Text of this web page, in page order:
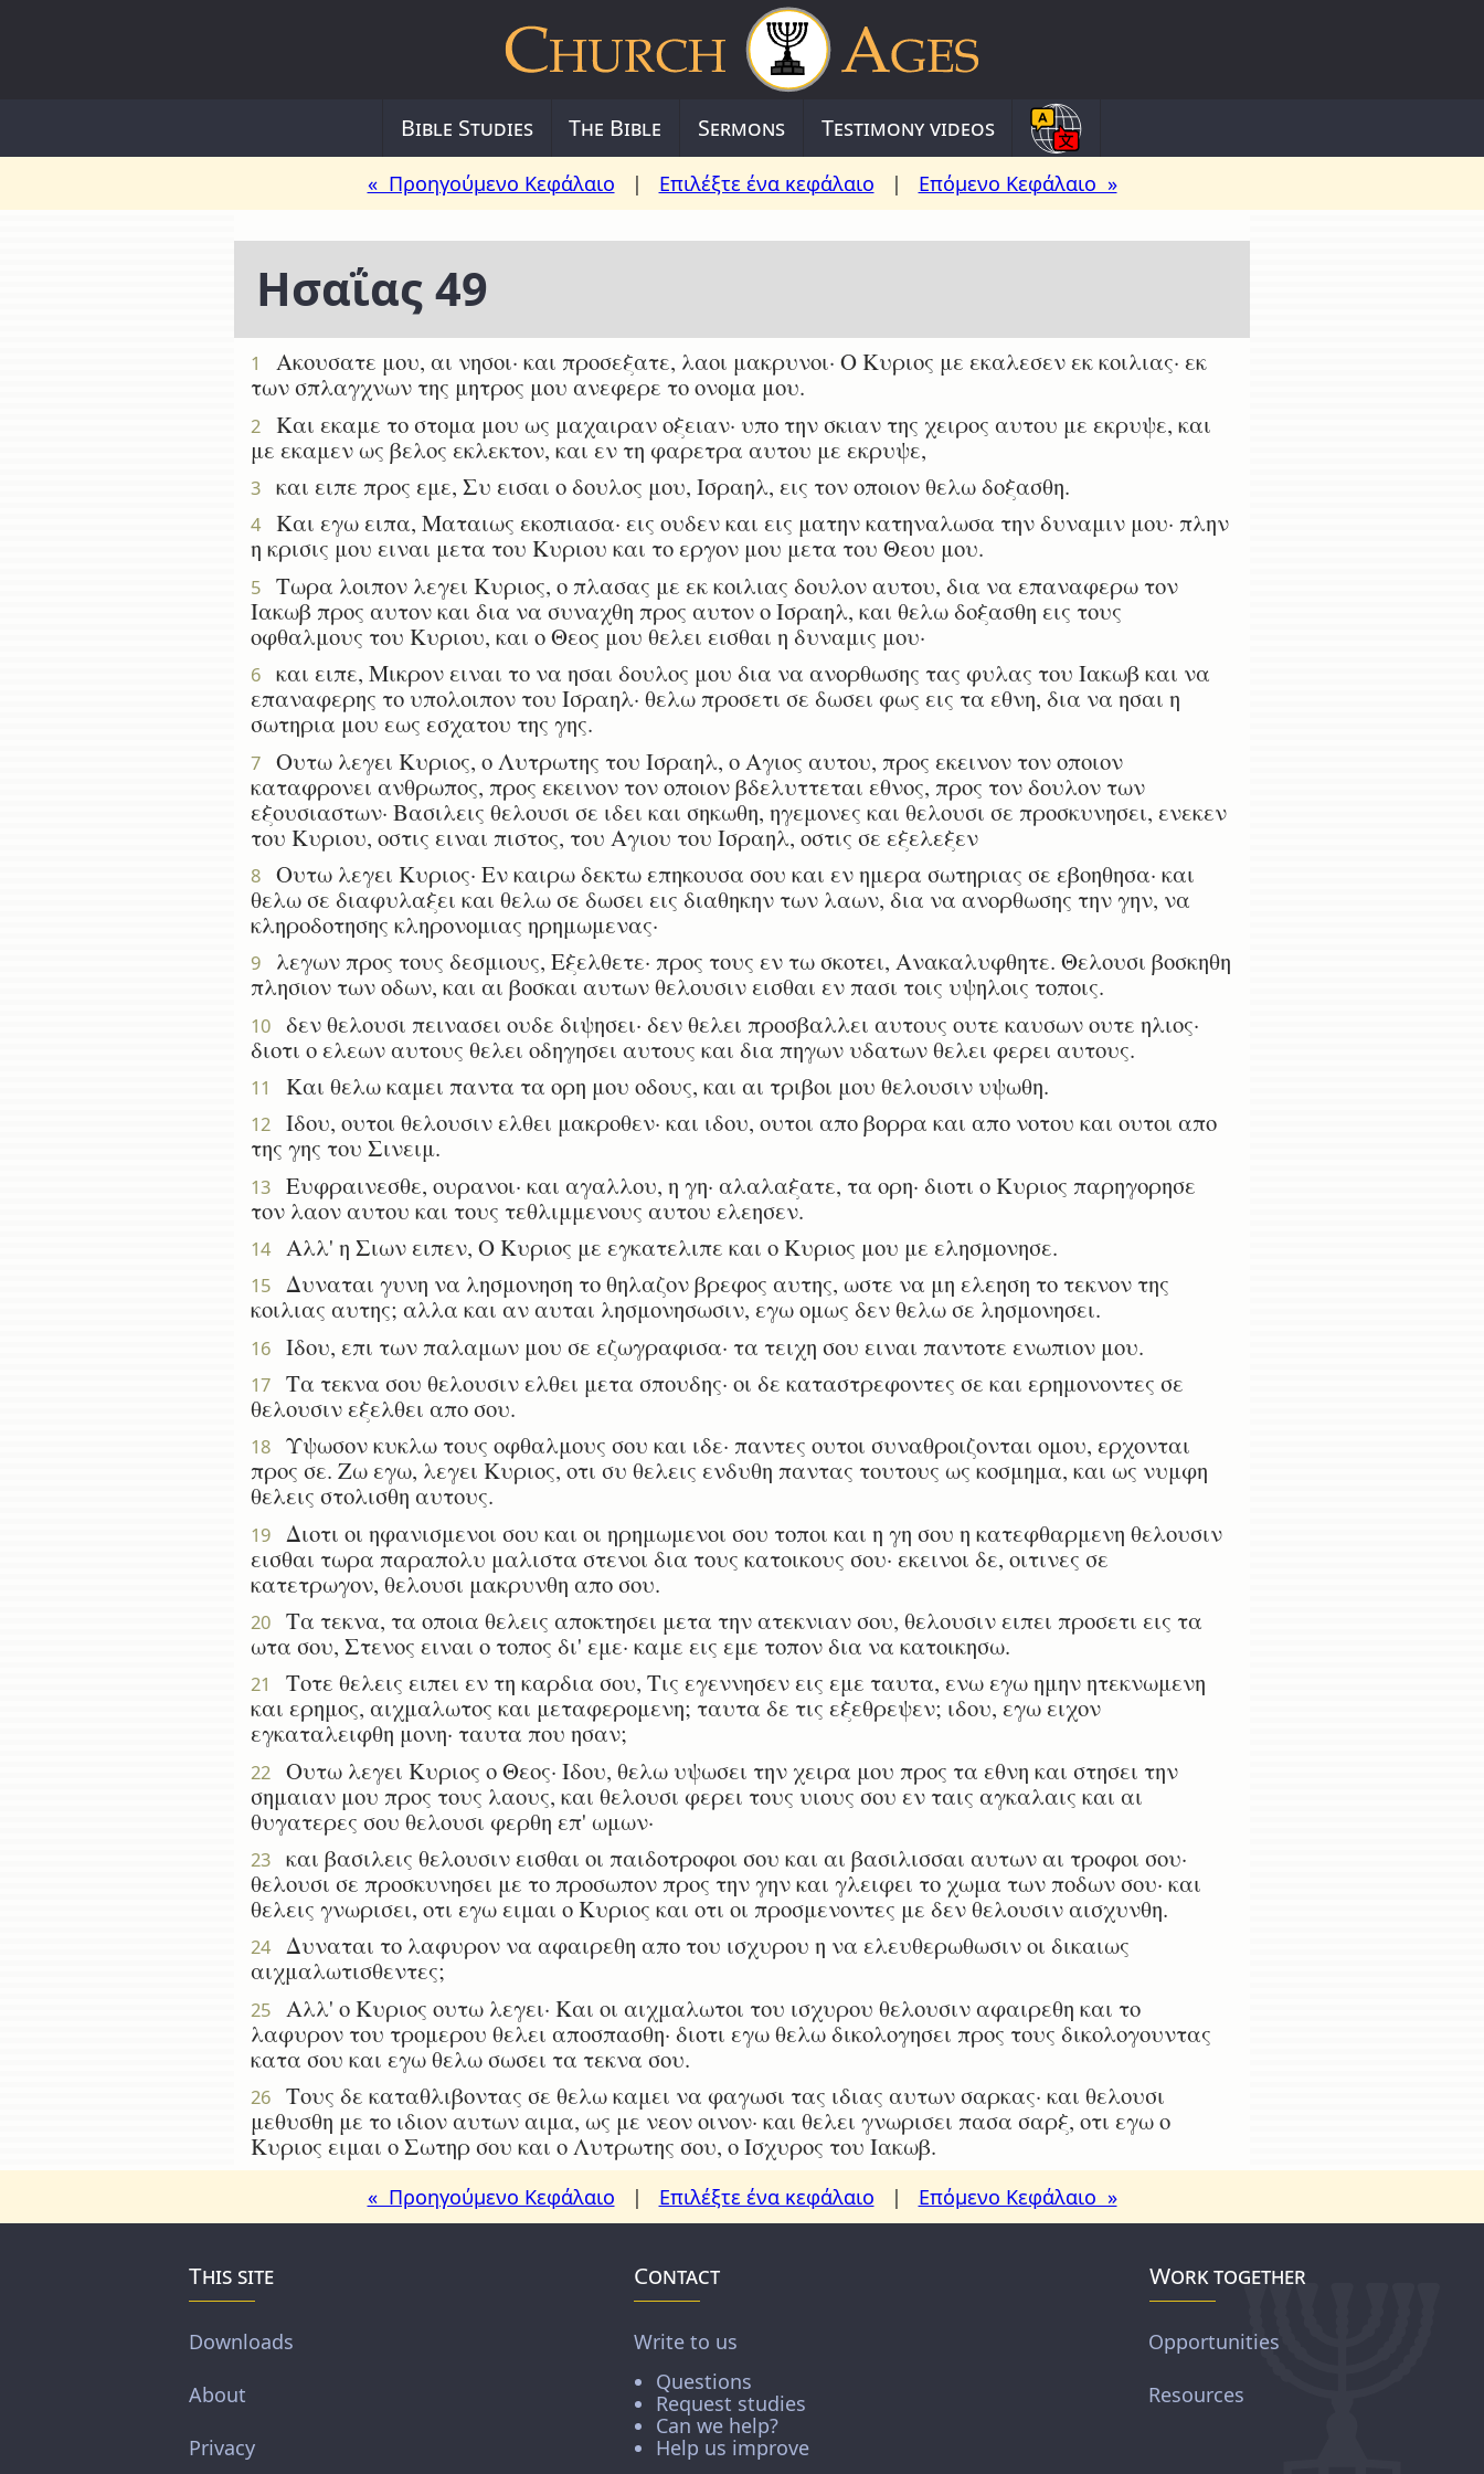
Bible Studies The Bible Sermons Testimony videos
« Προηγούμενο Κεφάλαιο | Επιλέξτε ένα κεφάλαιο | Επόμενο Κεφάλαιο »
Ησαΐας 49
1
Ακουσατε μου, αι νησοι· και προσεξατε, λαοι μακρυνοι· Ο Κυριος με εκαλεσεν εκ κοιλιας· εκ
των σπλαγχνων της μητρος μου ανεφερε το ονομα μου.
2
Και εκαμε το στομα μου ως μαχαιραν οξειαν· υπο την σκιαν της χειρος αυτου με εκρυψε, και
με εκαμεν ως βελος εκλεκτον, και εν τη φαρετρα αυτου με εκρυψε,
3 και ειπε προς εμε, Συ εισαι ο δουλος μου, Ισραηλ, εις τον οποιον θελω δοξασθη.
4
Και εγω ειπα, Ματαιως εκοπιασα· εις ουδεν και εις ματην κατηναλωσα την δυναμιν μου· πλην
η κρισις μου ειναι μετα του Κυριου και το εργον μου μετα του Θεου μου.
5
Τωρα λοιπον λεγει Κυριος, ο πλασας με εκ κοιλιας δουλον αυτου, δια να επαναφερω τον
Ιακωβ προς αυτον και δια να συναχθη προς αυτον ο Ισραηλ, και θελω δοξασθη εις τους
οφθαλμους του Κυριου, και ο Θεος μου θελει εισθαι η δυναμις μου·
6
και ειπε, Μικρον ειναι το να ησαι δουλος μου δια να ανορθωσης τας φυλας του Ιακωβ και να
επαναφερης το υπολοιπον του Ισραηλ· θελω προσετι σε δωσει φως εις τα εθνη, δια να ησαι η
σωτηρια μου εως εσχατου της γης.
7
Ουτω λεγει Κυριος, ο Λυτρωτης του Ισραηλ, ο Αγιος αυτου, προς εκεινον τον οποιον
καταφρονει ανθρωπος, προς εκεινον τον οποιον βδελυττεται εθνος, προς τον δουλον των
εξουσιαστων· Βασιλεις θελουσι σε ιδει και σηκωθη, ηγεμονες και θελουσι σε προσκυνησει, ενεκεν
του Κυριου, οστις ειναι πιστος, του Αγιου του Ισραηλ, οστις σε εξελεξεν
8
Ουτω λεγει Κυριος· Εν καιρω δεκτω επηκουσα σου και εν ημερα σωτηριας σε εβοηθησα· και
θελω σε διαφυλαξει και θελω σε δωσει εις διαθηκην των λαων, δια να ανορθωσης την γην, να
κληροδοτησης κληρονομιας ηρημωμενας·
9
λεγων προς τους δεσμιους, Εξελθετε· προς τους εν τω σκοτει, Ανακαλυφθητε. Θελουσι βοσκηθη
πλησιον των οδων, και αι βοσκαι αυτων θελουσιν εισθαι εν πασι τοις υψηλοις τοποις.
10
δεν θελουσι πεινασει ουδε διψησει· δεν θελει προσβαλλει αυτους ουτε καυσων ουτε ηλιος·
διοτι ο ελεων αυτους θελει οδηγησει αυτους και δια πηγων υδατων θελει φερει αυτους.
11 Και θελω καμει παντα τα ορη μου οδους, και αι τριβοι μου θελουσιν υψωθη.
12
Ιδου, ουτοι θελουσιν ελθει μακροθεν· και ιδου, ουτοι απο βορρα και απο νοτου και ουτοι απο
της γης του Σινειμ.
13
Ευφραινεσθε, ουρανοι· και αγαλλου, η γη· αλαλαξατε, τα ορη· διοτι ο Κυριος παρηγορησε
τον λαον αυτου και τους τεθλιμμενους αυτου ελεησεν.
14 Αλλ' η Σιων ειπεν, Ο Κυριος με εγκατελιπε και ο Κυριος μου με ελησμονησε.
15
Δυναται γυνη να λησμονηση το θηλαζον βρεφος αυτης, ωστε να μη ελεηση το τεκνον της
κοιλιας αυτης; αλλα και αν αυται λησμονησωσιν, εγω ομως δεν θελω σε λησμονησει.
16 Ιδου, επι των παλαμων μου σε εζωγραφισα· τα τειχη σου ειναι παντοτε ενωπιον μου.
17
Τα τεκνα σου θελουσιν ελθει μετα σπουδης· οι δε καταστρεφοντες σε και ερημονοντες σε
θελουσιν εξελθει απο σου.
18
Υψωσον κυκλω τους οφθαλμους σου και ιδε· παντες ουτοι συναθροιζονται ομου, ερχονται
προς σε. Ζω εγω, λεγει Κυριος, οτι συ θελεις ενδυθη παντας τουτους ως κοσμημα, και ως νυμφη
θελεις στολισθη αυτους.
19
Διοτι οι ηφανισμενοι σου και οι ηρημωμενοι σου τοποι και η γη σου η κατεφθαρμενη θελουσιν
εισθαι τωρα παραπολυ μαλιστα στενοι δια τους κατοικους σου· εκεινοι δε, οιτινες σε
κατετρωγον, θελουσι μακρυνθη απο σου.
20
Τα τεκνα, τα οποια θελεις αποκτησει μετα την ατεκνιαν σου, θελουσιν ειπει προσετι εις τα
ωτα σου, Στενος ειναι ο τοπος δι' εμε· καμε εις εμε τοπον δια να κατοικησω.
21
Τοτε θελεις ειπει εν τη καρδια σου, Τις εγεννησεν εις εμε ταυτα, ενω εγω ημην ητεκνωμενη
και ερημος, αιχμαλωτος και μεταφερομενη; ταυτα δε τις εξεθρεψεν; ιδου, εγω ειχον
εγκαταλειφθη μονη· ταυτα που ησαν;
22
Ουτω λεγει Κυριος ο Θεος· Ιδου, θελω υψωσει την χειρα μου προς τα εθνη και στησει την
σημαιαν μου προς τους λαους, και θελουσι φερει τους υιους σου εν ταις αγκαλαις και αι
θυγατερες σου θελουσι φερθη επ' ωμων·
23
και βασιλεις θελουσιν εισθαι οι παιδοτροφοι σου και αι βασιλισσαι αυτων αι τροφοι σου·
θελουσι σε προσκυνησει με το προσωπον προς την γην και γλειφει το χωμα των ποδων σου· και
θελεις γνωρισει, οτι εγω ειμαι ο Κυριος και οτι οι προσμενοντες με δεν θελουσιν αισχυνθη.
24
Δυναται το λαφυρον να αφαιρεθη απο του ισχυρου η να ελευθερωθωσιν οι δικαιως
αιχμαλωτισθεντες;
25
Αλλ' ο Κυριος ουτω λεγει· Και οι αιχμαλωτοι του ισχυρου θελουσιν αφαιρεθη και το
λαφυρον του τρομερου θελει αποσπασθη· διοτι εγω θελω δικολογησει προς τους δικολογουντας
κατα σου και εγω θελω σωσει τα τεκνα σου.
26
Τους δε καταθλιβοντας σε θελω καμει να φαγωσι τας ιδιας αυτων σαρκας· και θελουσι
μεθυσθη με το ιδιον αυτων αιμα, ως με νεον οινον· και θελει γνωρισει πασα σαρξ, οτι εγω ο
Κυριος ειμαι ο Σωτηρ σου και ο Λυτρωτης σου, ο Ισχυρος του Ιακωβ.
« Προηγούμενο Κεφάλαιο | Επιλέξτε ένα κεφάλαιο | Επόμενο Κεφάλαιο »
This site
Downloads
About
Privacy
Contact
Write to us
Questions
Request studies
Can we help?
Help us improve
Work together
Opportunities
Resources